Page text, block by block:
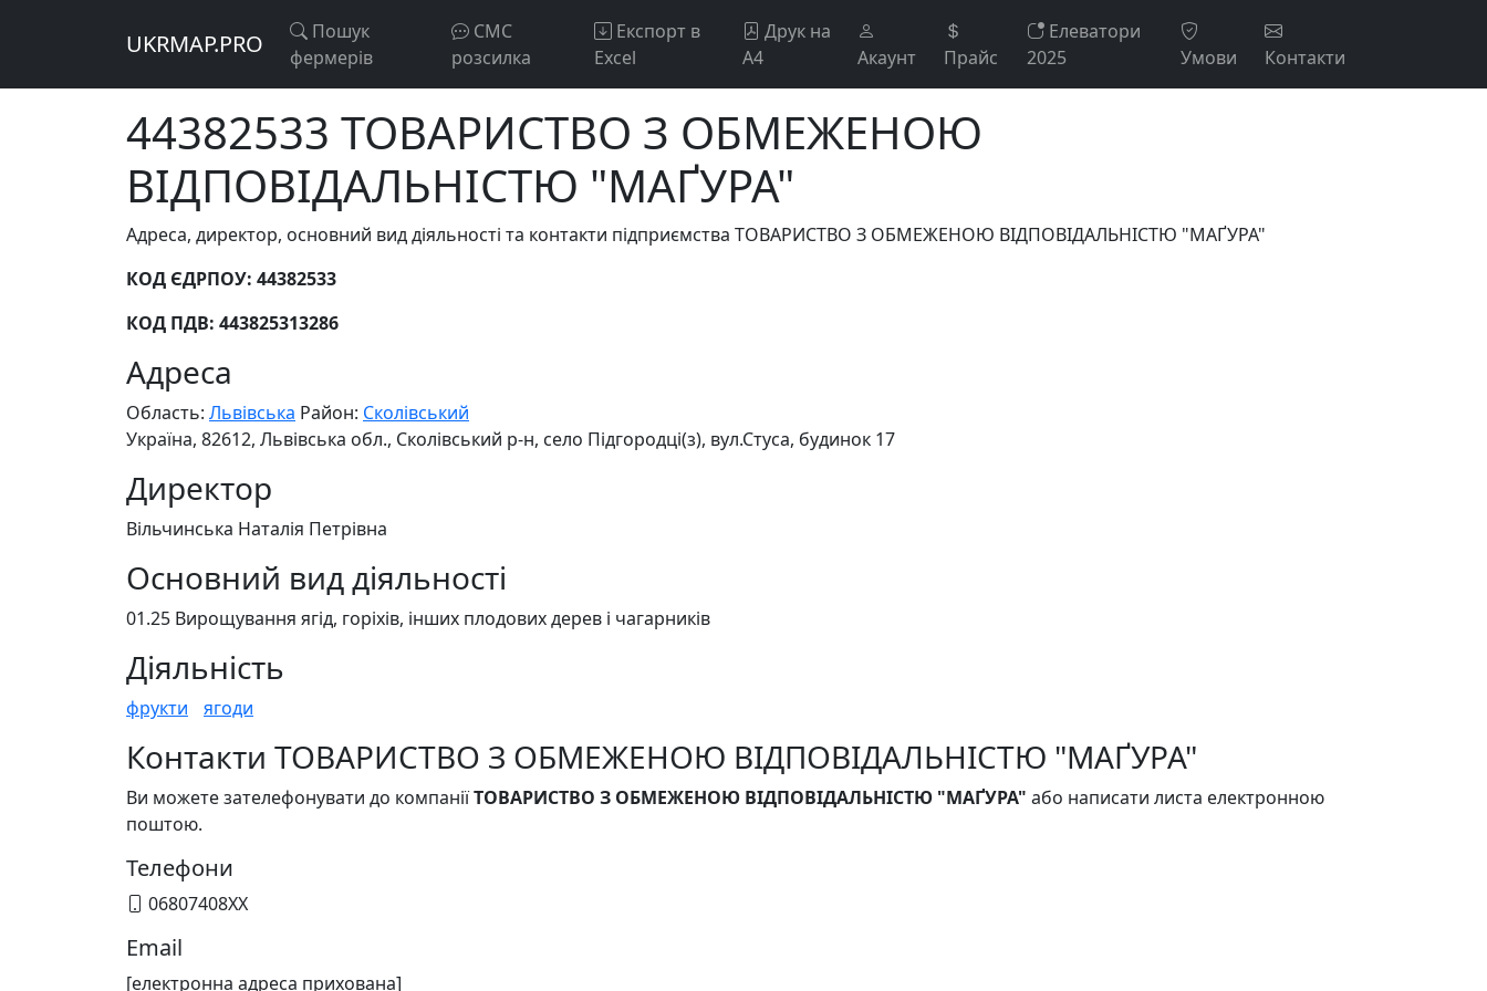
UKRMAP.PRO
Пошук
фермерів
СМС
розсилка
Експорт в
Excel
Друк на
А4
Акаунт Прайс
Елеватори
2025
Умови Контакти
44382533 ТОВАРИСТВО З ОБМЕЖЕНОЮ
ВІДПОВІДАЛЬНІСТЮ "МАҐУРА"
Адреса, директор, основний вид діяльності та контакти підприємства ТОВАРИСТВО З ОБМЕЖЕНОЮ ВІДПОВІДАЛЬНІСТЮ "МАҐУРА"
КОД ЄДРПОУ: 44382533
КОД ПДВ: 443825313286
Адреса
Область: Львівська Район: Сколівський
Україна, 82612, Львівська обл., Сколівський р-н, село Підгородці(з), вул.Стуса, будинок 17
Директор
Вільчинська Наталія Петрівна
Основний вид діяльності
01.25 Вирощування ягід, горіхів, інших плодових дерев і чагарників
Діяльність
фрукти ягоди
Контакти ТОВАРИСТВО З ОБМЕЖЕНОЮ ВІДПОВІДАЛЬНІСТЮ "МАҐУРА"
Ви можете зателефонувати до компаніїТОВАРИСТВО З ОБМЕЖЕНОЮ ВІДПОВІДАЛЬНІСТЮ "МАҐУРА" або написати листа електронною
поштою.
Телефони
06807408XX
Email
[електронна адреса прихована]